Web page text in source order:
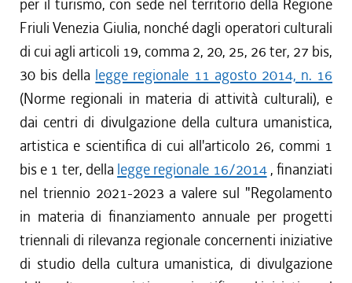
per il turismo, con sede nel territorio della Regione
Friuli Venezia Giulia, nonché dagli operatori culturali
di cui agli articoli 19, comma 2, 20, 25, 26 ter, 27 bis,
30 bis della legge regionale 11 agosto 2014, n. 16
(Norme regionali in materia di attività culturali), e
dai centri di divulgazione della cultura umanistica,
artistica e scientifica di cui all'articolo 26, commi 1
bis e 1 ter, della legge regionale 16/2014, finanziati
nel triennio 2021-2023 a valere sul "Regolamento
in materia di finanziamento annuale per progetti
triennali di rilevanza regionale concernenti iniziative
di studio della cultura umanistica, di divulgazione